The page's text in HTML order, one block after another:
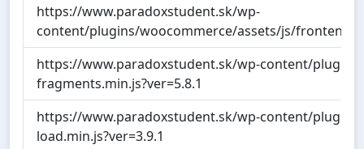
https://www.paradoxstudent.sk/wp-
content/plugins/woocommerce/assets/js/frontend/
https://www.paradoxstudent.sk/wp-content/
fragments.min.js?ver=5.8.1
https://www.paradoxstudent.sk/wp-content/
load.min.js?ver=3.9.1